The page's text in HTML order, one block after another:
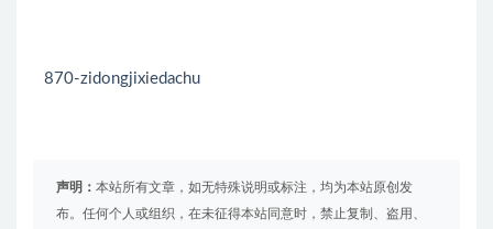
870-zidongjixiedachu
声明： 本站所有文章，如无特殊说明或标注，均为本站原创发
布。任何个人或组织，在未征得本站同意时，禁止复制、盗用、